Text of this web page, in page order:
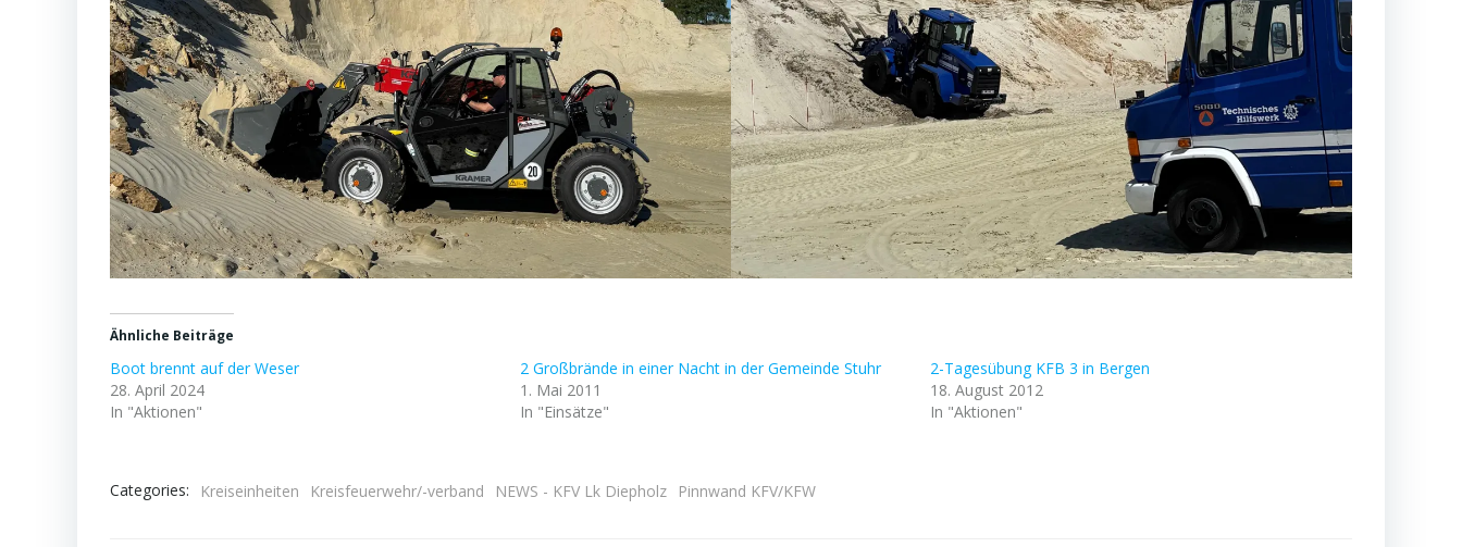
Ähnliche Beiträge
Boot brennt auf der Weser
28. April 2024
In "Aktionen"
2 Großbrände in einer Nacht in der Gemeinde Stuhr
1. Mai 2011
In "Einsätze"
2-Tagesübung KFB 3 in Bergen
18. August 2012
In "Aktionen"
Categories: Kreiseinheiten Kreisfeuerwehr/-verband NEWS - KFV Lk Diepholz Pinnwand KFV/KFW